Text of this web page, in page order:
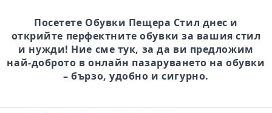
Посетете Обувки Пещера Стил днес и
открийте перфектните обувки за вашия стил
и нужди! Ние сме тук, за да ви предложим
най-доброто в онлайн пазаруването на обувки
– бързо, удобно и сигурно.